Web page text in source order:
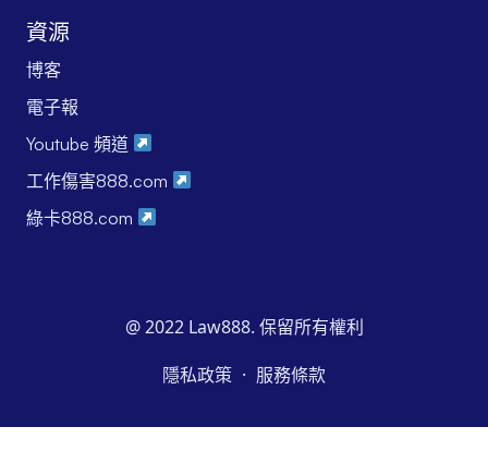
資源
博客
電子報
Youtube 頻道
工作傷害888.com
綠卡888.com
@ 2022 Law888. 保留所有權利
隱私政策 · 服務條款